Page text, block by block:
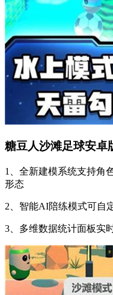
糖豆人沙滩足球安卓
1、全新建模系统支持角
形态
2、智能AI陪练模式可自
3、多维数据统计面板实